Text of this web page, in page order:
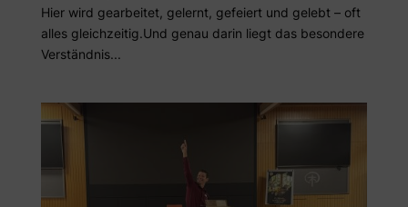
Hier wird gearbeitet, gelernt, gefeiert und gelebt – oft
alles gleichzeitig.Und genau darin liegt das besondere
Verständnis...